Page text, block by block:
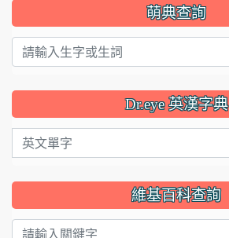
萌典查詢
Dr.eye 英漢字典
英文單字
維基百科查詢